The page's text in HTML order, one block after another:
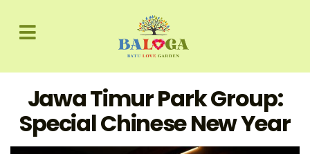
Jawa Timur Park Group:
Special Chinese New Year